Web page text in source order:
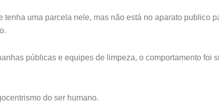
tenha uma parcela nele, mas não está no aparato publico
públicas e equipes de limpeza, o comportamento foi
do ser humano.